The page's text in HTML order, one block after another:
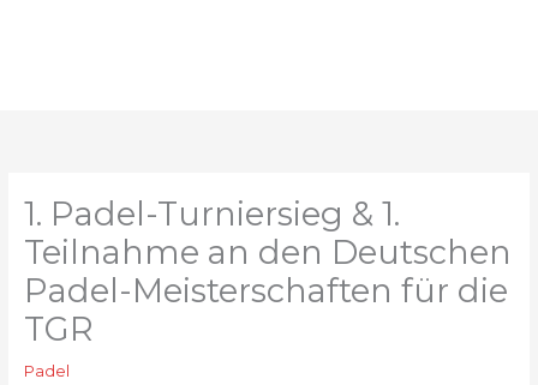
1. Padel-Turniersieg & 1.
Teilnahme an den Deutschen
Padel-Meisterschaften für die
TGR
Padel